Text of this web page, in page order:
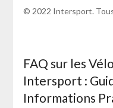
© 2022 Intersport.
FAQ sur les
Intersport :
Informations